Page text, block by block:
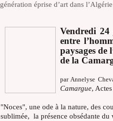
génération éprise d’art dans
Vendredi
entre
paysages
de la
par Annelyse
Camargue,
"Noces", une ode à la nature, des
sublimée, la présence obsédante